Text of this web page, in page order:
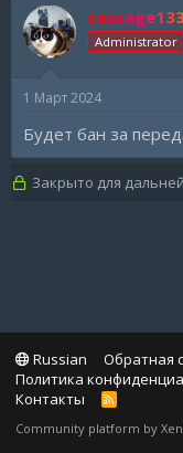
Administrator
1 Март 2024
Будет бан за
Закрыто для
Russian Обратная
Политика
Контакты
R
S
Community platform by